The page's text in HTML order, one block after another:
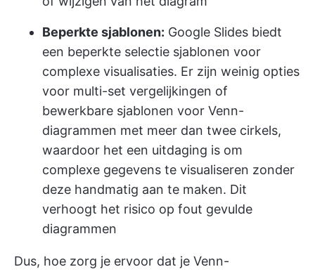
Beperkte sjablonen: Google Slides biedt
een beperkte selectie sjablonen voor
complexe visualisaties. Er zijn weinig opties
voor multi-set vergelijkingen of
bewerkbare sjablonen voor Venn-
diagrammen met meer dan twee cirkels,
waardoor het een uitdaging is om
complexe gegevens te visualiseren zonder
deze handmatig aan te maken. Dit
verhoogt het risico op fout gevulde
diagrammen
Dus, hoe zorg je ervoor dat je Venn-